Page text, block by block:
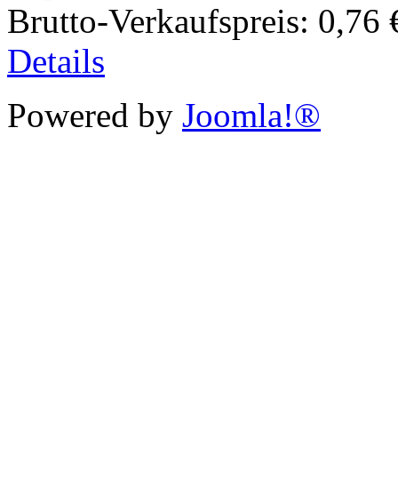
Brutto-Verkaufspreis: 0,76
Details
Powered by Joomla!®